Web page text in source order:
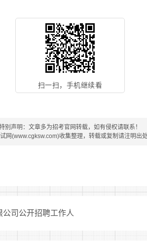
聘岗位工作的。
纳社会保险(养老、医疗、失业、工伤)
元/月/人，试用期合格后签订录用合同
扫一扫，手机继续看
别声明：文章多为招考官网转载，如有侵权请联系！
网(www.cgksw.com)收集整理，转载或复制请注明出
司公开招聘工作人